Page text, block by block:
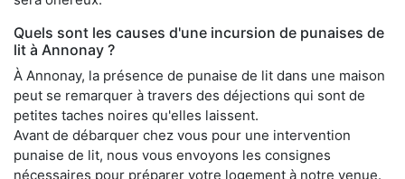
Quels sont les causes d'une incursion de punaises de
lit à Annonay ?
À Annonay, la présence de punaise de lit dans une maison
peut se remarquer à travers des déjections qui sont de
petites taches noires qu'elles laissent.
Avant de débarquer chez vous pour une intervention
punaise de lit, nous vous envoyons les consignes
nécessaires pour préparer votre logement à notre venue.